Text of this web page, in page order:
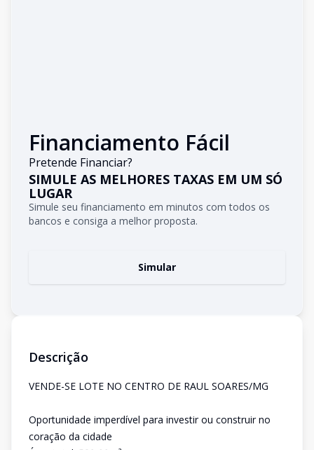
Financiamento Fácil
Pretende Financiar?
SIMULE AS MELHORES TAXAS EM UM SÓ
LUGAR
Simule seu financiamento em minutos com todos os
bancos e consiga a melhor proposta.
Simular
Descrição
VENDE-SE LOTE NO CENTRO DE RAUL SOARES/MG
Oportunidade imperdível para investir ou construir no
coração da cidade